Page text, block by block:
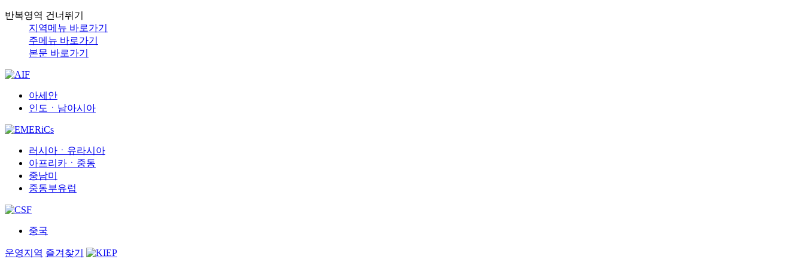
반복영역 건너뛰기
지역메뉴 바로가기
주메뉴 바로가기
본문 바로가기
아세안
인도ㆍ남아시아
러시아ㆍ유라시아
아프리카ㆍ중동
중남미
중동부유럽
중국
운영지역 즐겨찾기